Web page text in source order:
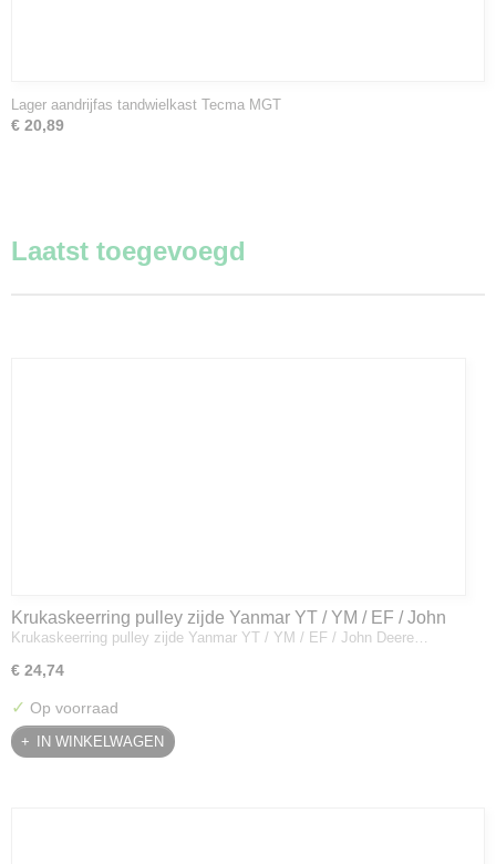
Lager aandrijfas tandwielkast Tecma MGT
€ 20,89
Laatst toegevoegd
Krukaskeerring pulley zijde Yanmar YT / YM / EF / John
Deere - 119934-01800
Krukaskeerring pulley zijde Yanmar YT / YM / EF / John Deere…
€ 24,74
✓ Op voorraad
IN WINKELWAGEN